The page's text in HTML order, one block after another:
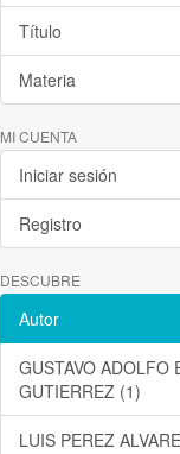
Título
Materia
MI CUENTA
Iniciar sesión
Registro
DESCUBRE
Autor
GUSTAVO ADOLFO
GUTIERREZ (1)
LUIS PEREZ